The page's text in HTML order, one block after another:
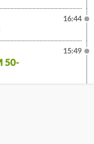
16:44
50-
15:49